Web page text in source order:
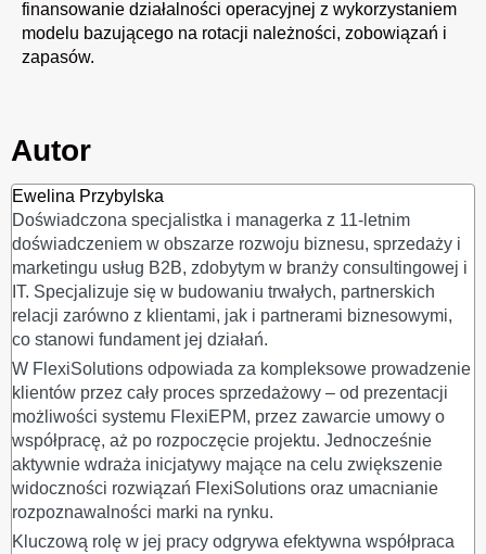
finansowanie działalności operacyjnej z wykorzystaniem
modelu bazującego na rotacji należności, zobowiązań i
zapasów.
Autor
Ewelina Przybylska
Doświadczona specjalistka i managerka z 11-letnim
doświadczeniem w obszarze rozwoju biznesu, sprzedaży i
marketingu usług B2B, zdobytym w branży consultingowej i
IT. Specjalizuje się w budowaniu trwałych, partnerskich
relacji zarówno z klientami, jak i partnerami biznesowymi,
co stanowi fundament jej działań.
W FlexiSolutions odpowiada za kompleksowe prowadzenie
klientów przez cały proces sprzedażowy – od prezentacji
możliwości systemu FlexiEPM, przez zawarcie umowy o
współpracę, aż po rozpoczęcie projektu. Jednocześnie
aktywnie wdraża inicjatywy mające na celu zwiększenie
widoczności rozwiązań FlexiSolutions oraz umacnianie
rozpoznawalności marki na rynku.
Kluczową rolę w jej pracy odgrywa efektywna współpraca